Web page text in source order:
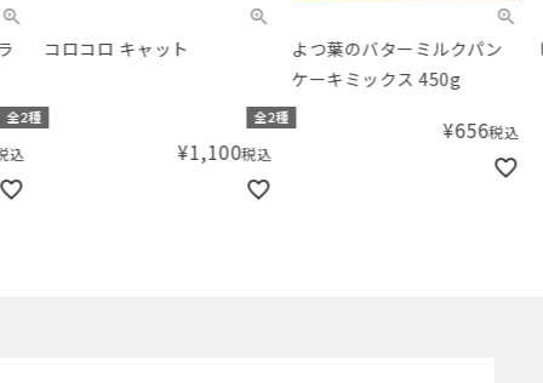
コロコロ キャット
1,100税込
よつ葉のバターミルクパン
ケーキミックス 450g
656税込
ピ